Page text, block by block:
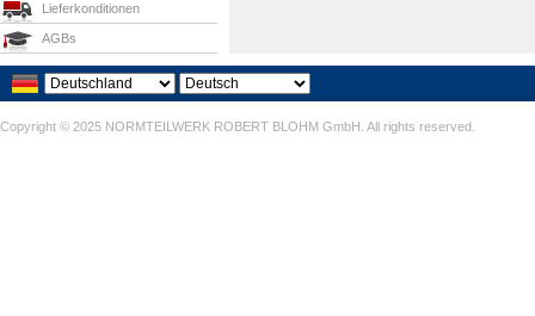
Lieferkonditionen
AGBs
Copyright © 2025 NORMTEILWERK ROBERT BLOHM GmbH. All rights reserved.